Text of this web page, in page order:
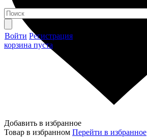
Войти Регистрация
корзина пуста
Добавить в избранное
Товар в избранном Перейти в избранное